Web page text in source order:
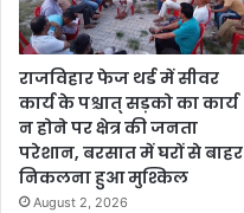
राजविहार फेज थर्ड में सीवर
कार्य के पश्चात् सड़को का कार्य
न होने पर क्षेत्र की जनता
परेशान, बरसात में घरों से बाहर
निकलना हुआ मुश्किल
August 2, 2026